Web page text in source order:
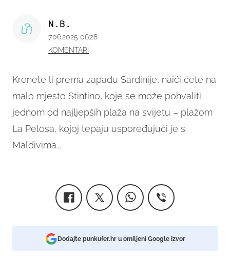
Krenete li prema zapadu Sardinije, naići ćete na
malo mjesto Stintino, koje se može pohvaliti
jednom od najljepših plaža na svijetu – plažom
La Pelosa, kojoj tepaju uspoređujući je s
Maldivima...
N.B.
7.06.2025 06:28
KOMENTARI
Dodajte punkufer.hr u omiljeni Google izvor